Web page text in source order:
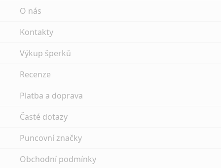
O nás
Kontakty
Výkup šperků
Recenze
Platba a doprava
Časté dotazy
Puncovní značky
Obchodní podmínky